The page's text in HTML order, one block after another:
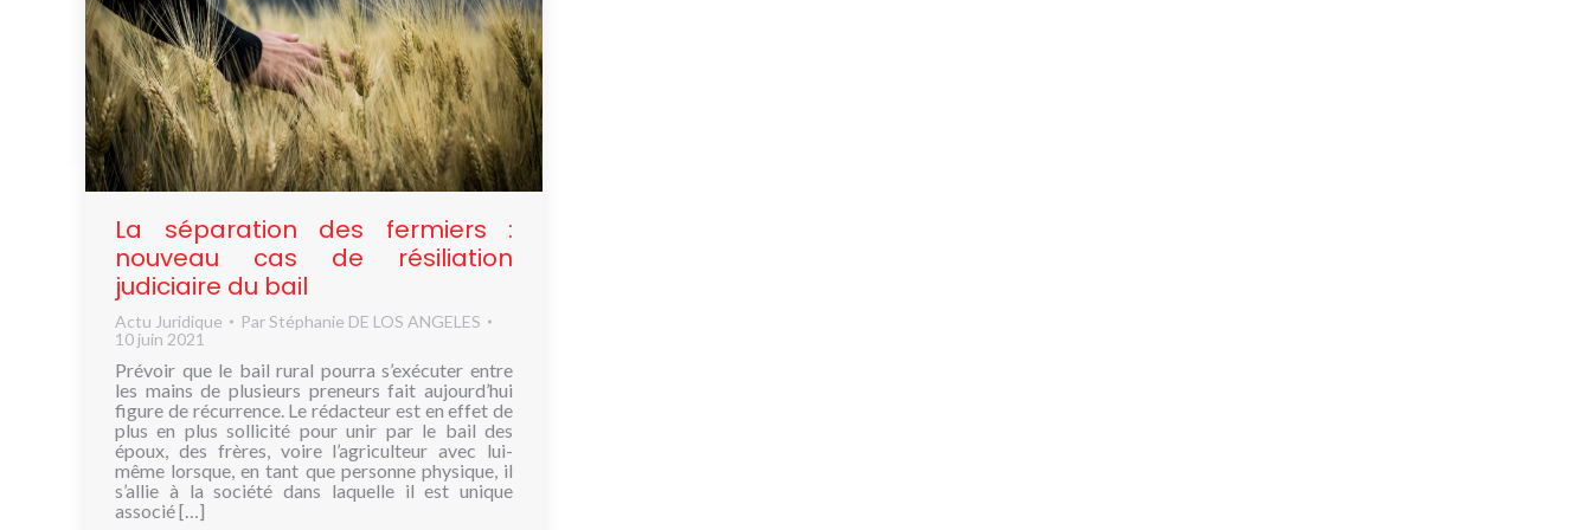
La séparation des fermiers :
nouveau cas de résiliation
judiciaire du bail
Actu Juridique ParStéphanie DE LOS ANGELES
10 juin 2021
Prévoir que le bail rural pourra s’exécuter entre
les mains de plusieurs preneurs fait aujourd’hui
figure de récurrence. Le rédacteur est en effet de
plus en plus sollicité pour unir par le bail des
époux, des frères, voire l’agriculteur avec lui-
même lorsque, en tant que personne physique, il
s’allie à la société dans laquelle il est unique
associé […]